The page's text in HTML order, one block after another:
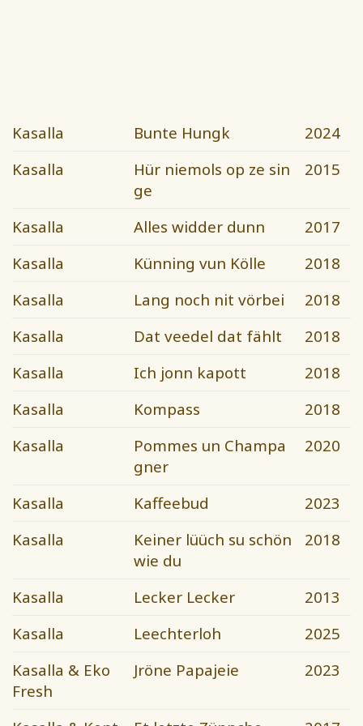
Kasalla Bunte Hungk
2024
Kasalla
Hür niemols op ze sin
ge
2015
Kasalla Alles widder dunn
2017
Kasalla
Künning vun Kölle
2018
Kasalla
Lang noch nit vörbei
2018
Kasalla
Dat veedel dat fählt
2018
Kasalla
Ich jonn kapott
2018
Kasalla
Kompass
2018
Kasalla
Pommes un Champa
gner
2020
Kasalla Kaffeebud
2023
Kasalla
Keiner lüüch su schön
wie du
2018
Kasalla Lecker Lecker
2013
Kasalla
Leechterloh
2025
Kasalla & Eko
Fresh
Jröne Papajeie 2023